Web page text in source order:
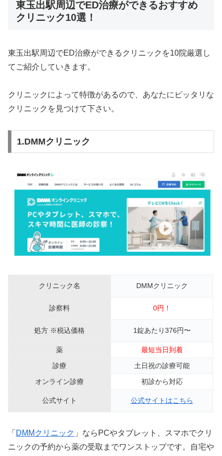
東玉出駅周辺でED治療ができるおすすめ
クリニック10選！
東玉出駅周辺でED治療ができるクリニックを10院厳選し
てご紹介していきます。
クリニックによって特徴があるので、あなたにピッタリな
クリニックを見つけて下さい。
1.DMMクリニック
クリニック名 DMMクリニック
診察料 0円！
処方 ※税込価格 1錠あたり376円〜
薬
最短当日到着
診療
土日祝の診療可能
オンライン診療
初診から対応
公式サイト 公式サイトはこちら
「 DMMクリニック 」ならPCやタブレット、スマホでクリ
ニックの予約から薬の受取までワンストップです。自宅や